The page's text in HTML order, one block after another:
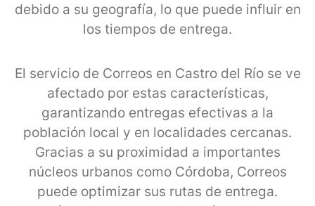
debido a su geografía, lo que puede influir en
los tiempos de entrega.
El servicio de Correos en Castro del Río se ve
afectado por estas características,
garantizando entregas efectivas a la
población local y en localidades cercanas.
Gracias a su proximidad a importantes
núcleos urbanos como Córdoba, Correos
puede optimizar sus rutas de entrega.